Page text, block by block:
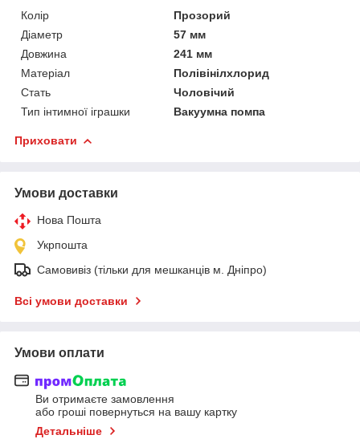
Колір
Прозорий
Діаметр
57 мм
Довжина
241 мм
Матеріал
Полівінілхлорид
Стать
Чоловічий
Тип інтимної іграшки
Вакуумна помпа
Приховати
Умови доставки
Нова Пошта
Укрпошта
Самовивіз (тільки для мешканців м. Дніпро)
Всі умови доставки
Умови оплати
Ви отримаєте замовлення
або гроші повернуться на вашу картку
Детальніше